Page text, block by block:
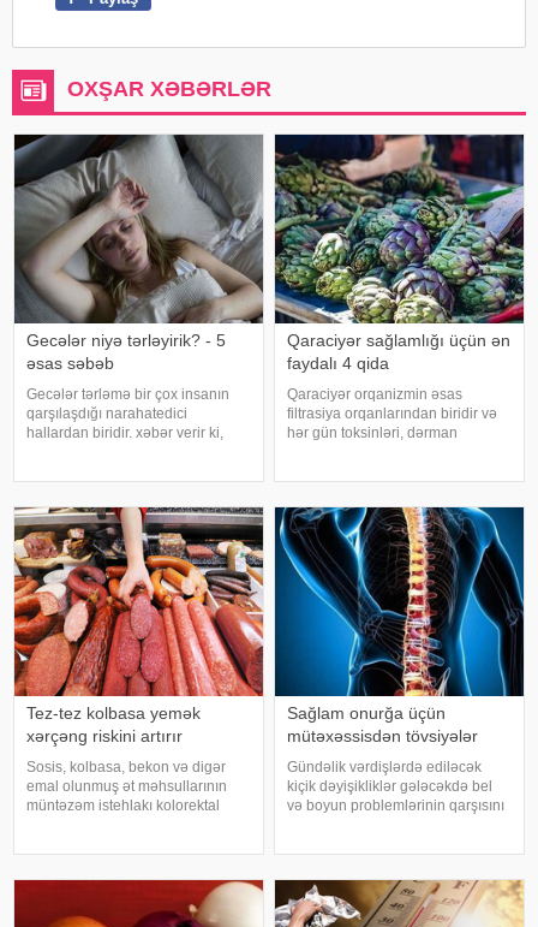
OXŞAR XƏBƏRLƏR
Gecələr niyə tərləyirik? - 5
əsas səbəb
Gecələr tərləmə bir çox insanın
qarşılaşdığı narahatedici
hallardan biridir. xəbər verir ki,
sağlamlıq problemlərinin əlamət
Qaraciyər sağlamlığı üçün ən
faydalı 4 qida
Qaraciyər orqanizmin əsas
filtrasiya orqanlarından biridir və
hər gün toksinləri, dərman
federal ekspert onkologiya
klinikalar
Tez-tez kolbasa yemək
xərçəng riskini artırır
Sosis, kolbasa, bekon və digər
emal olunmuş ət məhsullarının
müntəzəm istehlakı kolorektal
Nazirliyinin Milli Kliniki
Sağlam onurğa üçün
mütəxəssisdən tövsiyələr
Gündəlik vərdişlərdə ediləcək
kiçik dəyişikliklər gələcəkdə bel
və boyun problemlərinin qarşısını
duruş onurğanın sağlam
qalmasınd